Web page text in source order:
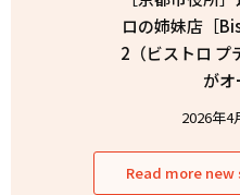
ロの姉妹店［
2（ビストロ プ
がオ
2026年4
Read more